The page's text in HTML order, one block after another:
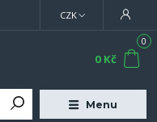
Menu
CZK
0
0 Kč